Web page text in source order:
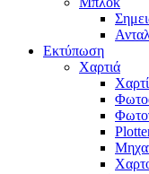
Εκτύπωση
Χαρτιά